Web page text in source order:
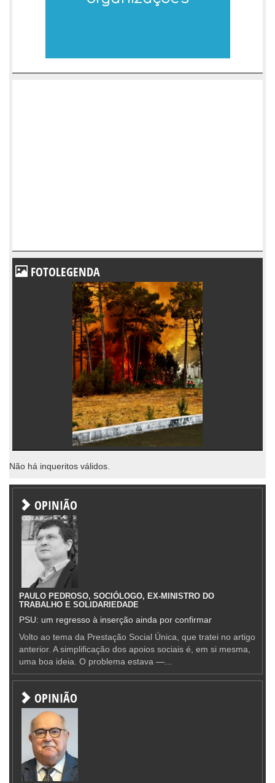
FOTOLEGENDA
Não há inqueritos válidos.
OPINIÃO
PAULO PEDROSO, SOCIÓLOGO, EX-MINISTRO DO
TRABALHO E SOLIDARIEDADE
PSU: um regresso à inserção ainda por confirmar
Volto ao tema da Prestação Social Única, que tratei no artigo
anterior. A simplificação dos apoios sociais é, em si mesma,
uma boa ideia. O problema estava —...
OPINIÃO